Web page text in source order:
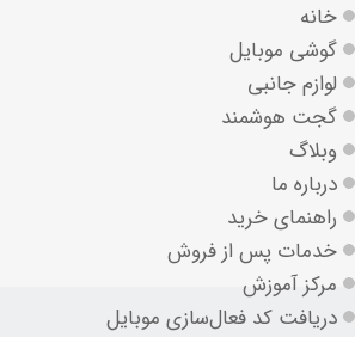
خانه
گوشی موبایل
لوازم جانبی
گجت هوشمند
وبلاگ
درباره ما
راهنمای خرید
خدمات پس از فروش
مرکز آموزش
دریافت کد فعال‌سازی موبایل